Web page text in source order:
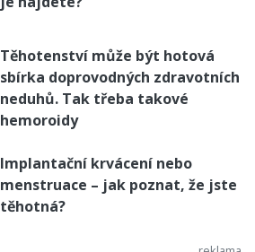
Těhotenství může být hotová
sbírka doprovodných zdravotních
neduhů. Tak třeba takové
hemoroidy
Implantační krvácení nebo
menstruace – jak poznat, že jste
těhotná?